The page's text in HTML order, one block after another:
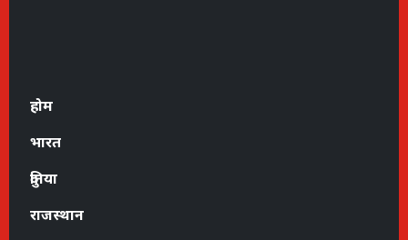
होम
भारत
दुनिया
राजस्थान